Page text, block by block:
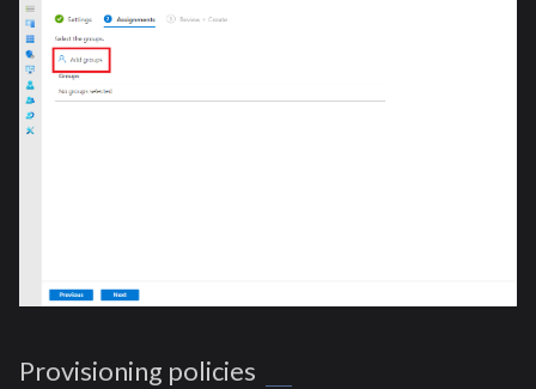
Provisioning policies